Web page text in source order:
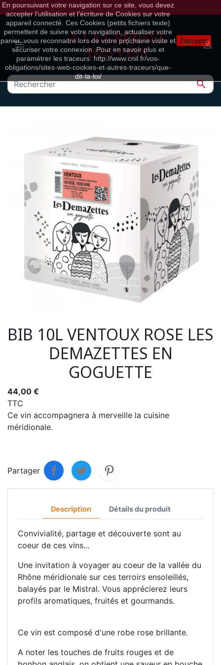



BIB 10L VENTOUX ROSE LES
DEMAZETTES EN
GOGUETTE
44,00 €
TTC
Ce vin accompagnera à merveille la cuisine
méridionale.
Partager
Description Détails du produit
Convivialité, partage et découverte sont au
coeur de ces vins...
Une invitation à voyager au coeur de la vallée du
Rhône méridionale sur ces terroirs ensoleillés,
balayés par le Mistral. Vous apprécierez leurs
profils aromatiques, fruités et gourmands.
Ce vin est composé d'une robe rose brillante.
A noter les touches de fruits rouges et de
En poursuivant votre navigation sur ce site, vous devez
accepter l’utilisation et l'écriture de Cookies sur votre
appareil connecté. Ces Cookies (petits fichiers texte)
permettent de suivre votre navigation, actualiser votre
panier, vous reconnaitre lors de votre prochaine visite et
sécuriser votre connexion. Pour en savoir plus et
paramétrer les traceurs: http://www.cnil.fr/vos-
obligations/sites-web-cookies-et-autres-traceurs/que-
dit-la-loi/
J'accepte